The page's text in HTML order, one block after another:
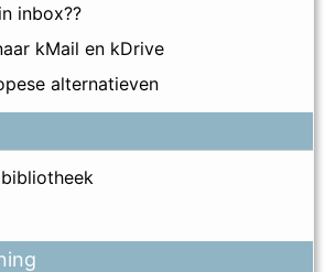
inbox??
kMail en kDrive
alternatieven